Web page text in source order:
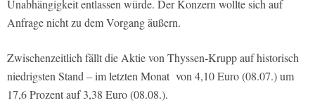
Unabhängigkeit entlassen würde. Der Konzern wollte sich auf
Anfrage nicht zu dem Vorgang äußern.
Zwischenzeitlich fällt die Aktie von Thyssen-Krupp auf historisch
niedrigsten Stand – im letzten Monat von 4,10 Euro (08.07.) um
17,6 Prozent auf 3,38 Euro (08.08.).